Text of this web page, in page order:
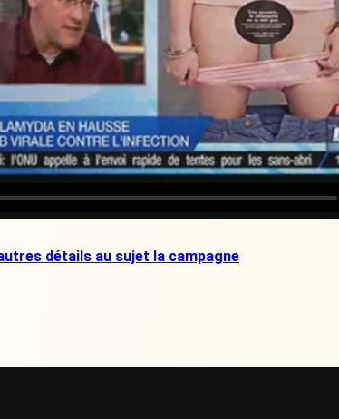
détails au sujet la campagne